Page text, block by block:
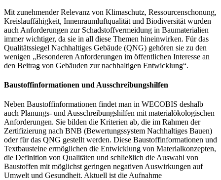
Mit zunehmender Relevanz von Klimaschutz, Ressourcenschonung,
Kreislauffähigkeit, Innenraumluftqualität und Biodiversität wurden
auch Anforderungen zur Schadstoffvermeidung in Baumaterialien
immer wichtiger, da sie in all diese Themen hineinwirken. Für das
Qualitätssiegel Nachhaltiges Gebäude (QNG) gehören sie zu den
wenigen „Besonderen Anforderungen im öffentlichen Interesse an
den Beitrag von Gebäuden zur nachhaltigen Entwicklung“.
Baustoffinformationen und Ausschreibungshilfen
Neben Baustoffinformationen findet man in WECOBIS deshalb
auch Planungs- und Ausschreibungshilfen mit materialökologischen
Anforderungen. Sie bilden die Kriterien ab, die im Rahmen der
Zertifizierung nach BNB (Bewertungssystem Nachhaltiges Bauen)
oder für das QNG gestellt werden. Diese Baustoffinformationen und
Textbausteine ermöglichen die Entwicklung von Materialkonzepten,
die Definition von Qualitäten und schließlich die Auswahl von
Baustoffen mit möglichst geringen negativen Auswirkungen auf
Umwelt und Gesundheit. Aktuell ist die Aufnahme